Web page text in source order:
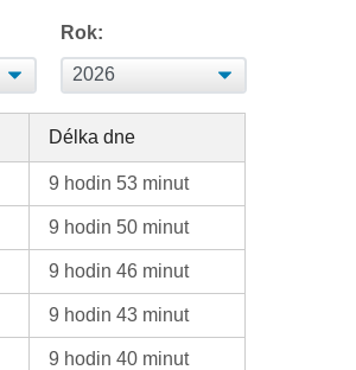
Rok:
Délka dne
9 hodin 53 minut
9 hodin 50 minut
9 hodin 46 minut
9 hodin 43 minut
9 hodin 40 minut